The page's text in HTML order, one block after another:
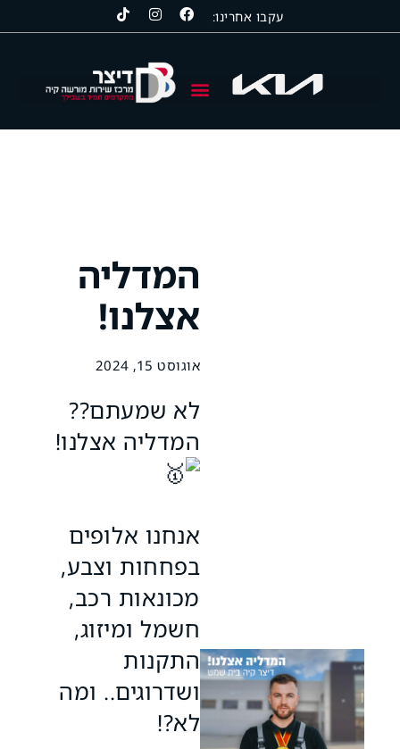
עקבו אחרינו:
המדליה
אצלנו!
אוגוסט 15, 2024
לא שמעתם??
המדליה אצלנו!
אנחנו אלופים
בפחחות וצבע,
מכונאות רכב,
חשמל ומיזוג,
התקנות
ושדרוגים.. ומה
לא?!